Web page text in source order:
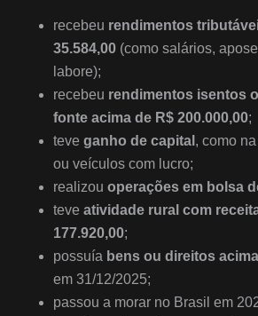
recebeu rendimentos
35.584,00 (como salários,
labore);
recebeu rendimentos isentos
fonte acima de R$ 200.000,00;
teve ganho de capital , como
ou veículos com lucro;
realizou operações em bolsa
teve atividade rural com
177.920,00;
possuía bens ou direitos
em 31/12/2025;
passou a morar no Brasil em